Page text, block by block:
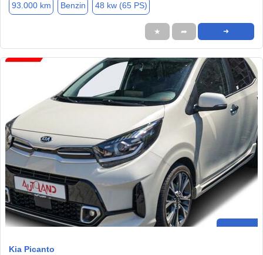
93.000 km Benzin 48 kw (65 PS)
★ ➦ ➜
Kia Picanto